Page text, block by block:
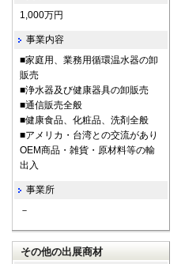
1,000万円
事業内容
■家庭用、業務用循環温水器の卸
販売
■浄水器及び健康器具の卸販売
■通信販売全般
■健康食品、化粧品、洗剤全般
■アメリカ・台湾との交流があり
OEM商品・雑貨・原材料等の輸
出入
事業所
－
その他の出展商材